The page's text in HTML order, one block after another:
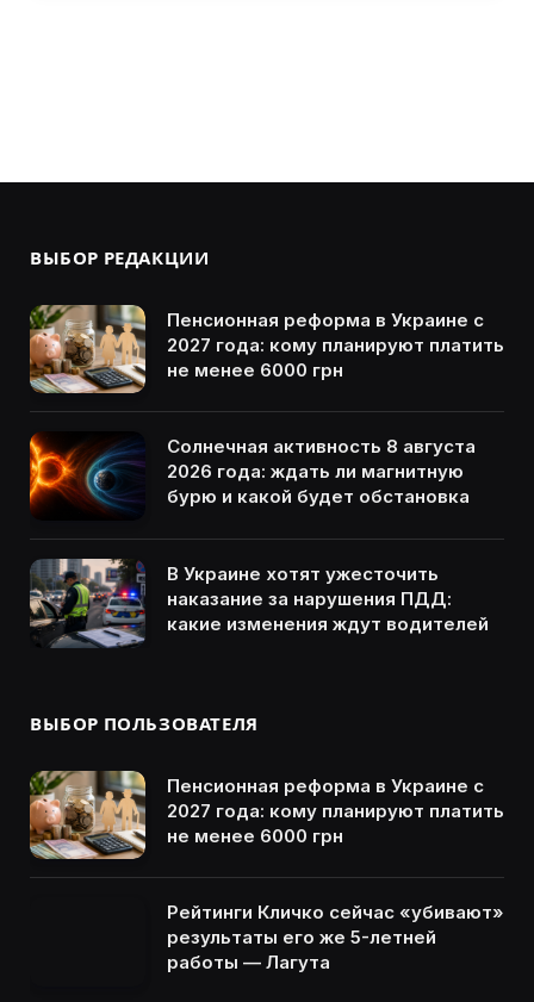
ВЫБОР РЕДАКЦИИ
Пенсионная реформа в Украине с
2027 года: кому планируют платить
не менее 6000 грн
Солнечная активность 8 августа
2026 года: ждать ли магнитную
бурю и какой будет обстановка
В Украине хотят ужесточить
наказание за нарушения ПДД:
какие изменения ждут водителей
ВЫБОР ПОЛЬЗОВАТЕЛЯ
Пенсионная реформа в Украине с
2027 года: кому планируют платить
не менее 6000 грн
Рейтинги Кличко сейчас «убивают»
результаты его же 5-летней
работы — Лагута